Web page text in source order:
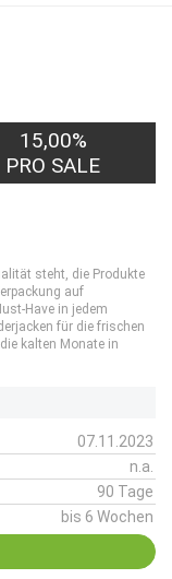
15,00%
PRO SALE
steht, die Produkte
auf
Have in jedem
für die frischen
kalten Monate in
07.11.2023
n.a.
90 Tage
bis 6 Wochen